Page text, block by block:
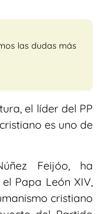
las dudas más
el líder del PP
es uno de
Feijóo, ha
Papa León XIV,
cristiano